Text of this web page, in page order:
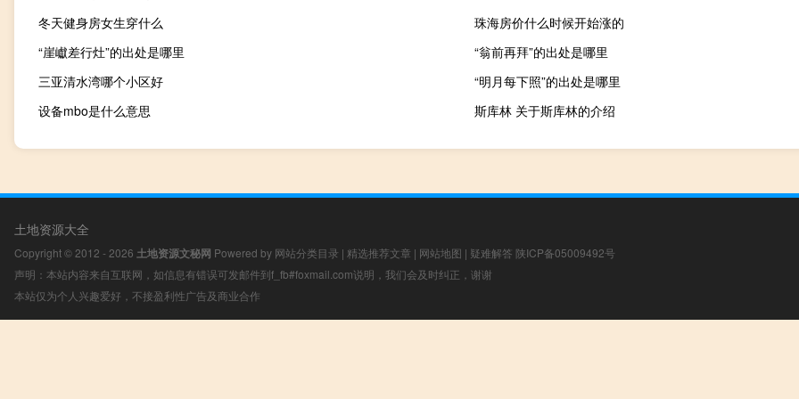
冬天健身房女生穿什么
珠海房价什么时候开始涨的
“崖巘差行灶”的出处是哪里
“翁前再拜”的出处是哪里
三亚清水湾哪个小区好
“明月每下照”的出处是哪里
设备mbo是什么意思
斯库林 关于斯库林的介绍
土地资源大全
Copyright © 2012 - 2026 土地资源文秘网 Powered by 网站分类目录 | 精选推荐文章 | 网站地图 | 疑难解答 陕ICP备05009492号
声明：本站内容来自互联网，如信息有错误可发邮件到f_fb#foxmail.com说明，我们会及时纠正，谢谢
本站仅为个人兴趣爱好，不接盈利性广告及商业合作